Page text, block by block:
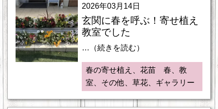
2026年03月14日
玄関に春を呼ぶ！寄せ植え
教室でした
…（続きを読む）
春の寄せ植え、花苗 春、教
室、その他、草花、ギャラリー